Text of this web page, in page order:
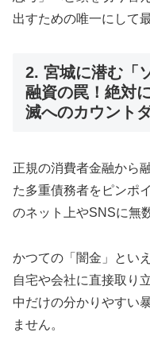
出すための唯一にして
2. 宮城に潜む「
融資の罠！絶対
滅へのカウント
正規の消費者金融から
た多重債務者をピンポ
のネット上やSNSに無
かつての「闇金」とい
自宅や会社に直接取り
中だけの分かりやすい
ません。